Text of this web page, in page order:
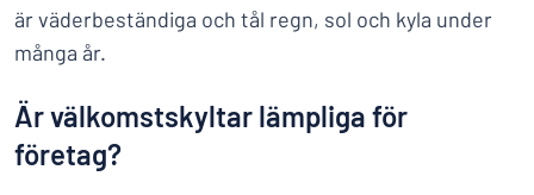
är väderbeständiga och tål regn, sol och kyla under
många år.
Är välkomstskyltar lämpliga för
företag?